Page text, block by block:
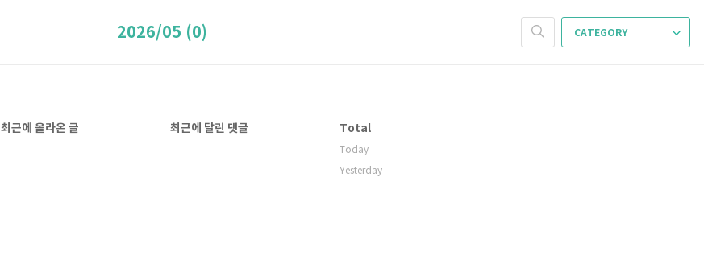
CATEGORY
2026/05 (0)
최근에 올라온 글 최근에 달린 댓글 Total
Today
Yesterday